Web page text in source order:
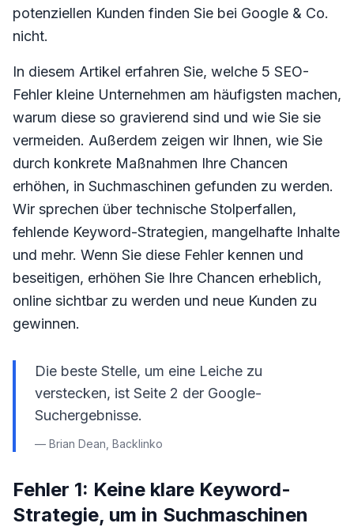
potenziellen Kunden finden Sie bei Google & Co.
nicht.
In diesem Artikel erfahren Sie, welche 5 SEO-
Fehler kleine Unternehmen am häufigsten machen,
warum diese so gravierend sind und wie Sie sie
vermeiden. Außerdem zeigen wir Ihnen, wie Sie
durch konkrete Maßnahmen Ihre Chancen
erhöhen, in Suchmaschinen gefunden zu werden.
Wir sprechen über technische Stolperfallen,
fehlende Keyword-Strategien, mangelhafte Inhalte
und mehr. Wenn Sie diese Fehler kennen und
beseitigen, erhöhen Sie Ihre Chancen erheblich,
online sichtbar zu werden und neue Kunden zu
gewinnen.
Die beste Stelle, um eine Leiche zu
verstecken, ist Seite 2 der Google-
Suchergebnisse.
— Brian Dean, Backlinko
Fehler 1: Keine klare Keyword-
Strategie, um in Suchmaschinen